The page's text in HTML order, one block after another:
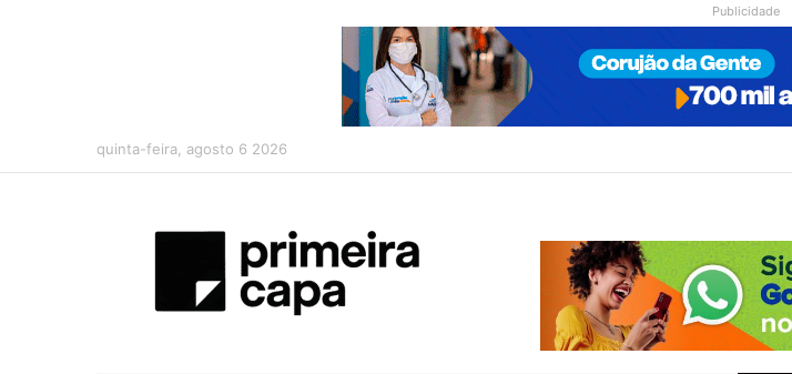
Publicidade
quinta-feira, agosto 6 2026